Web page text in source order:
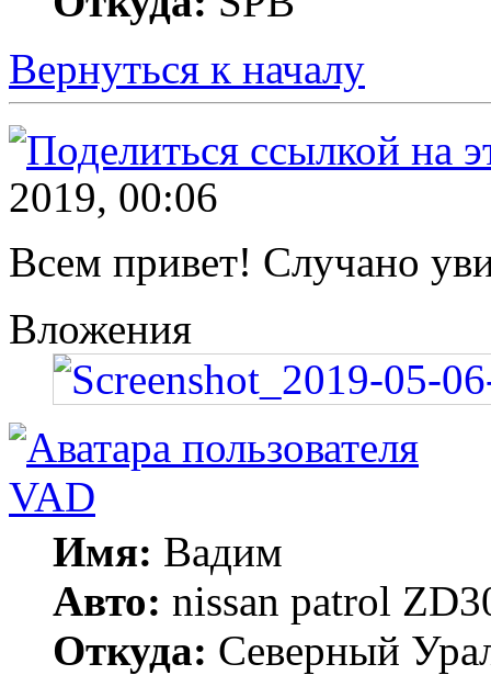
Вернуться к началу
2019, 00:06
Всем привет! Случано
Вложения
VAD
Имя: Вадим
Авто: nissan patrol
Откуда: Северный